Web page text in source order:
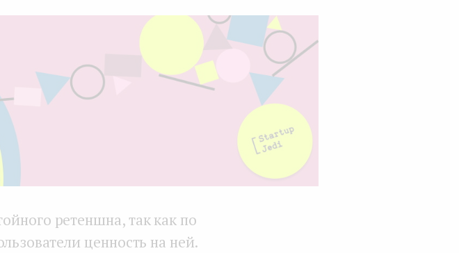
ретеншна, так как по
ценность на ней.